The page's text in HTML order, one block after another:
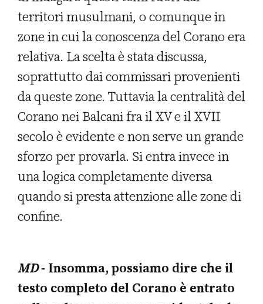
territori musulmani, o comunque in
zone in cui la conoscenza del Corano era
relativa. La scelta è stata discussa,
soprattutto dai commissari provenienti
da queste zone. Tuttavia la centralità del
Corano nei Balcani fra il XV e il XVII
secolo è evidente e non serve un grande
sforzo per provarla. Si entra invece in
una logica completamente diversa
quando si presta attenzione alle zone di
confine.
MD- Insomma, possiamo dire che il
testo completo del Corano è entrato